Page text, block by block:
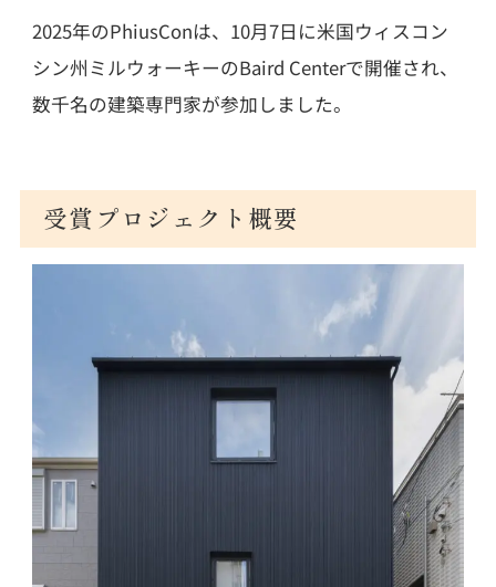
2025年のPhiusConは、10月7日に米国ウィスコン
シン州ミルウォーキーのBaird Centerで開催され、
数千名の建築専門家が参加しました。
受賞プロジェクト概要